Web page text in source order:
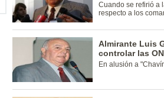
Cuando se refirió a
respecto a los
Almirante Luis
controlar las
En alusión a